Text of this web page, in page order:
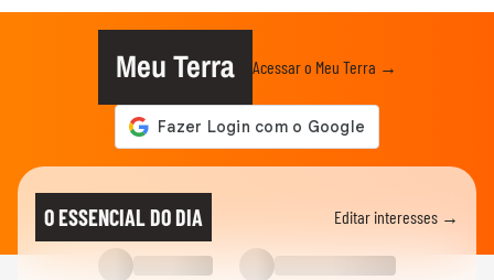
Meu Terra Acessar o Meu Terra →
O ESSENCIAL DO DIA Editar interesses →